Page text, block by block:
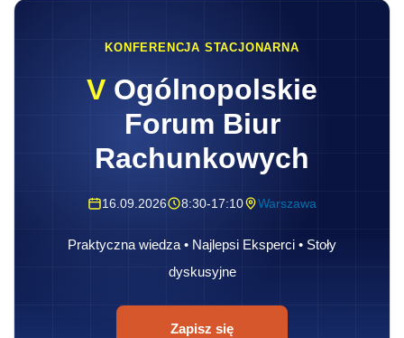
KONFERENCJA STACJONARNA
V Ogólnopolskie
Forum Biur
Rachunkowych
16.09.2026 8:30-17:10 Warszawa
Praktyczna wiedza • Najlepsi Eksperci • Stoły
dyskusyjne
Zapisz się